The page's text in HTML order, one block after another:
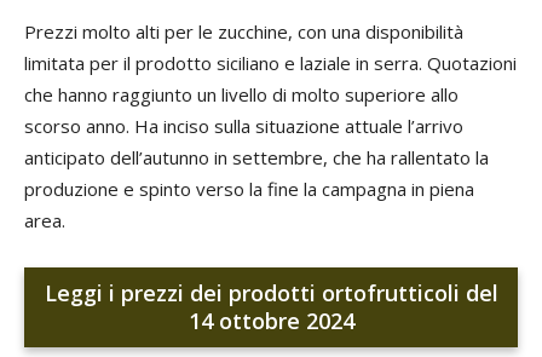
Prezzi molto alti per le zucchine, con una disponibilità
limitata per il prodotto siciliano e laziale in serra. Quotazioni
che hanno raggiunto un livello di molto superiore allo
scorso anno. Ha inciso sulla situazione attuale l’arrivo
anticipato dell’autunno in settembre, che ha rallentato la
produzione e spinto verso la fine la campagna in piena
area.
Leggi i prezzi dei prodotti ortofrutticoli del
14 ottobre 2024